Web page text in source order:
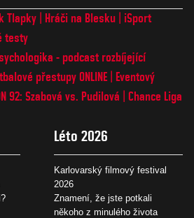
Tlapky Hráči na Blesku
iSport
testy
- podcast rozbíjející
přestupy ONLINE
Eventový
92: Szabová vs. Pudilová
Chance Liga
Léto 2026
Karlovarský filmový festival
2026
Znamení, že jste potkali
někoho z minulého života